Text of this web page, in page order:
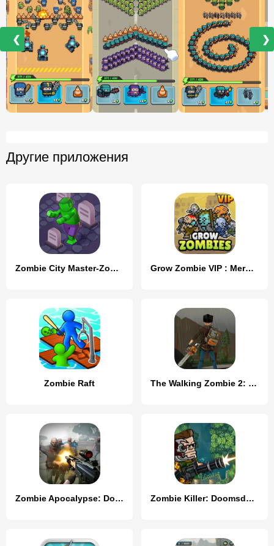
❮ ❯
Другие приложения
Zombie City Master-Zombie Game Grow Zombie VIP : Merge Zombie
Zombie Raft The Walking Zombie 2: Shooter
Zombie Apocalypse: Doomsday-Z Zombie Killer: Doomsday Hero